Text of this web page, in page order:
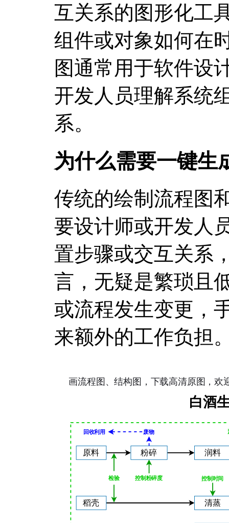
互关系的图形化工
组件或对象如何在
图通常用于软件设
开发人员理解系统
系。
为什么需要一键生
传统的绘制流程图
要设计师或开发人
置步骤或交互关系
言，无疑是繁琐且
或流程发生变更，
来额外的工作负担